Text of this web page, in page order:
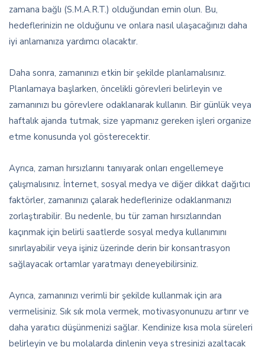
zamana bağlı (S.M.A.R.T.) olduğundan emin olun. Bu,
hedeflerinizin ne olduğunu ve onlara nasıl ulaşacağınızı daha
iyi anlamanıza yardımcı olacaktır.
Daha sonra, zamanınızı etkin bir şekilde planlamalısınız.
Planlamaya başlarken, öncelikli görevleri belirleyin ve
zamanınızı bu görevlere odaklanarak kullanın. Bir günlük veya
haftalık ajanda tutmak, size yapmanız gereken işleri organize
etme konusunda yol gösterecektir.
Ayrıca, zaman hırsızlarını tanıyarak onları engellemeye
çalışmalısınız. İnternet, sosyal medya ve diğer dikkat dağıtıcı
faktörler, zamanınızı çalarak hedeflerinize odaklanmanızı
zorlaştırabilir. Bu nedenle, bu tür zaman hırsızlarından
kaçınmak için belirli saatlerde sosyal medya kullanımını
sınırlayabilir veya işiniz üzerinde derin bir konsantrasyon
sağlayacak ortamlar yaratmayı deneyebilirsiniz.
Ayrıca, zamanınızı verimli bir şekilde kullanmak için ara
vermelisiniz. Sık sık mola vermek, motivasyonunuzu artırır ve
daha yaratıcı düşünmenizi sağlar. Kendinize kısa mola süreleri
belirleyin ve bu molalarda dinlenin veya stresinizi azaltacak